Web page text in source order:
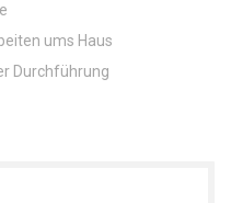
ums Haus
Durchführung